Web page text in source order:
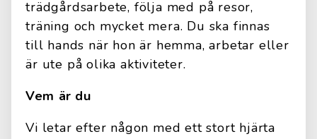
trädgårdsarbete, följa med på resor,
träning och mycket mera. Du ska finnas
till hands när hon är hemma, arbetar eller
är ute på olika aktiviteter.
Vem är du
Vi letar efter någon med ett stort hjärta